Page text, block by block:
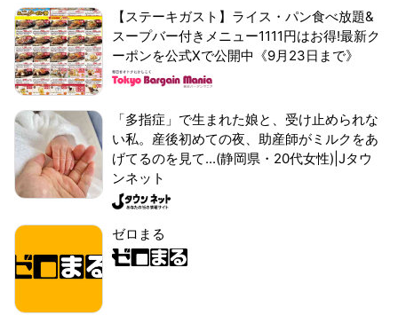
【ステーキガスト】ライス・パン食べ放題&
スープバー付きメニュー1111円はお得!最新ク
ーポンを公式Xで公開中《9月23日まで》
「多指症」で生まれた娘と、受け止められな
い私。産後初めての夜、助産師がミルクをあ
げてるのを見て...(静岡県・20代女性)|Jタウ
ンネット
ゼロまる